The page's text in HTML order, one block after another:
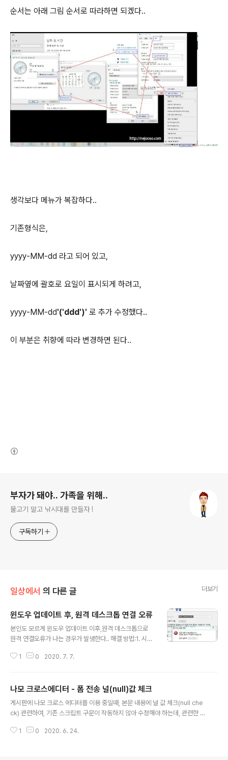
순서는 아래 그림 순서로 따라하면 되겠다..
생각보다 메뉴가 복잡하다..
기존형식은,
yyyy-MM-dd 라고 되어 있고,
날짜옆에 괄호로 요일이 표시되게 하려고,
yyyy-MM-dd'('ddd')' 로 추가 수정했다..
이 부분은 취향에 따라 변경하면 된다..
부자가 돼야.. 가족을 위해..
물고기 말고 낚시대를 만들자 !
구독하기
일상에서 의 다른 글 더보기
윈도우 업데이트 후, 원격 데스크톱 연결 오류
본인도 모르게 윈도우 업데이트 이후,원격 데스크톱으로
원격 연결오류가 나는 경우가 발생한다.. 해결 방법:1. 시작
릿 - 시스템 - 자격 증명 위임 클릭 우측 메뉴 - Oracle 수
com/ko-kr/help/4295591/credssp-encryption-
oracle-remediation-error-when-to-rdp-to-azu
re-vm에러문구인증 오류가 발생했습니다. 요청한 함수가
cle 수정 때문일 수 있습니다. 자세한 내용은 htt..
1 0 2020. 7. 7.
나모 크로스에디터 - 폼 전송 널(null)값 체크
게시판에 나모 크로스 에디터를 이용 중일때, 본문 내용에 널 값 체크(null che
ck) 관련하여, 기존 스크립트 구문이 작동하지 않아 수정해야 하는데, 관련한 글
점은 본문 텍스트 없이 첨부파일 이미지만 등록했을 때, 이 부분을 체크하냐 안
1 0 2020. 6. 24.